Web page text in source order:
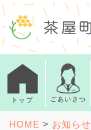
HOME > お知らせ